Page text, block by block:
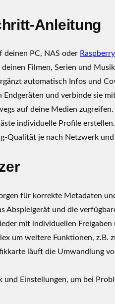
Anleitung
deinen PC, NAS oder
Filmen, Serien und
automatisch Infos und
und verbinde sie
auf deine Medien zugreifen.
individuelle Profile erstellen.
Qualität je nach Netzwerk
für korrekte Metadaten
Abspielgerät und die
mit individuellen Freigaben
um weitere Funktionen, z.B.
läuft die Umwandlung
und Einstellungen, um bei